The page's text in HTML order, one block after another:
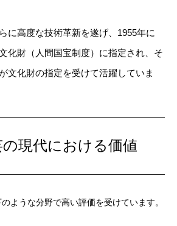
に高度な技術革新を遂げ、1955年に
化財（人間国宝制度）に指定され、そ
文化財の指定を受けて活躍していま
の現代における価値
ような分野で高い評価を受けています。